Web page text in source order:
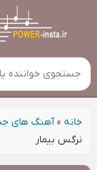
خانه»آهنگ های
نرگس بیمار